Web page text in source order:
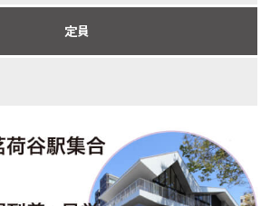
定員